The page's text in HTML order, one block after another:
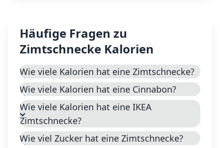
Häufige Fragen zu
Zimtschnecke Kalorien
Wie viele Kalorien hat eine Zimtschnecke?
Wie viele Kalorien hat eine Cinnabon?
Wie viele Kalorien hat eine IKEA
Zimtschnecke?
Wie viel Zucker hat eine Zimtschnecke?